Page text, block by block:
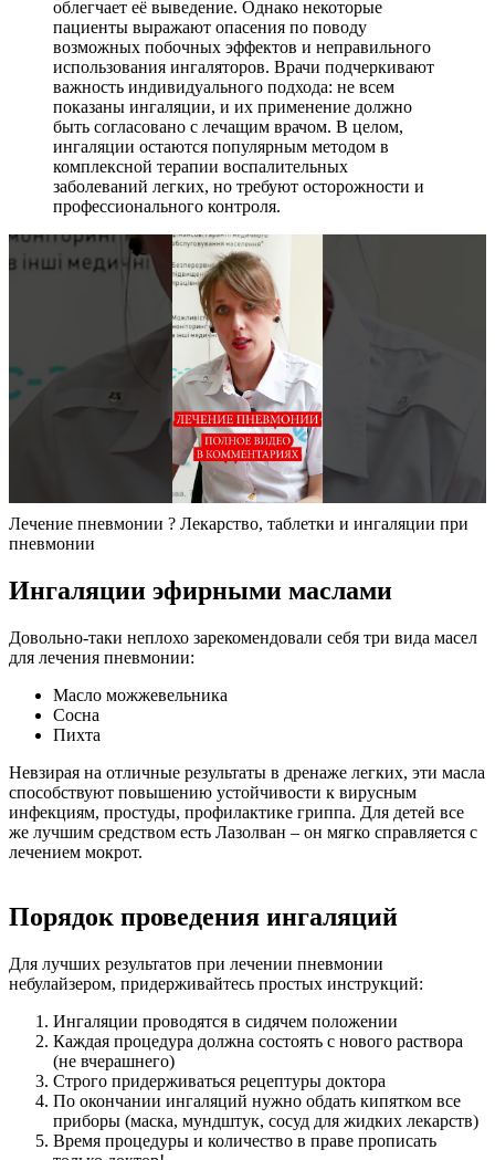
облегчает её выведение. Однако некоторые
пациенты выражают опасения по поводу
возможных побочных эффектов и неправильного
использования ингаляторов. Врачи подчеркивают
важность индивидуального подхода: не всем
показаны ингаляции, и их применение должно
быть согласовано с лечащим врачом. В целом,
ингаляции остаются популярным методом в
комплексной терапии воспалительных
заболеваний легких, но требуют осторожности и
профессионального контроля.
Лечение пневмонии ? Лекарство, таблетки и ингаляции при
пневмонии
Ингаляции эфирными маслами
Довольно-таки неплохо зарекомендовали себя три вида масел
для лечения пневмонии:
Масло можжевельника
Сосна
Пихта
Невзирая на отличные результаты в дренаже легких, эти масла
способствуют повышению устойчивости к вирусным
инфекциям, простуды, профилактике гриппа. Для детей все
же лучшим средством есть Лазолван – он мягко справляется с
лечением мокрот.
Порядок проведения ингаляций
Для лучших результатов при лечении пневмонии
небулайзером, придерживайтесь простых инструкций:
Ингаляции проводятся в сидячем положении
Каждая процедура должна состоять с нового раствора
(не вчерашнего)
Строго придерживаться рецептуры доктора
По окончании ингаляций нужно обдать кипятком все
приборы (маска, мундштук, сосуд для жидких лекарств)
Время процедуры и количество в праве прописать